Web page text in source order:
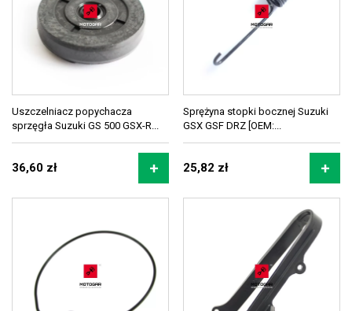
Uszczelniacz popychacza
sprzęgła Suzuki GS 500 GSX-R...
36,60 zł
Sprężyna stopki bocznej Suzuki
GSX GSF DRZ [OEM:...
25,82 zł